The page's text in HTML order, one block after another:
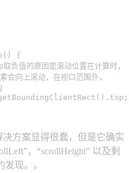
( ) {
的原因是滚动位置在计算时，
向上滚动，在视口范围外,
(). top ;
方案显得很蠢，但是它确实
，“scrollHeight” 以及剩
现。。